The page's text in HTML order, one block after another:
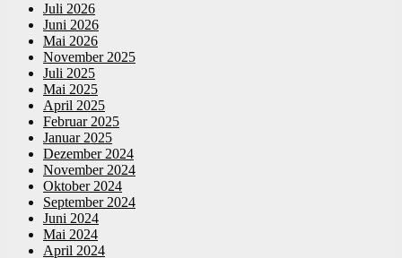
Juli 2026
Juni 2026
Mai 2026
November 2025
Juli 2025
Mai 2025
April 2025
Februar 2025
Januar 2025
Dezember 2024
November 2024
Oktober 2024
September 2024
Juni 2024
Mai 2024
April 2024